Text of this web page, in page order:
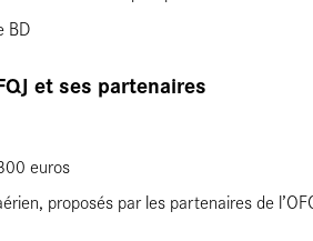
BD
et ses partenaires
euros
proposés par les partenaires de